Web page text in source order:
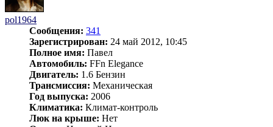
pol1964
Сообщения: 341
Зарегистрирован: 24 май 2012, 10:45
Полное имя: Павел
Автомобиль: FFn Elegance
Двигатель: 1.6 Бензин
Трансмиссия: Механическая
Год выпуска: 2006
Климатика: Климат-контроль
Люк на крыше: Нет